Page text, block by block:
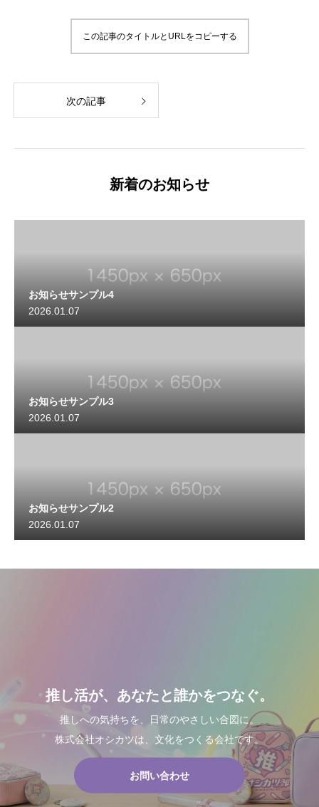
この記事のタイトルとURLをコピーする
次の記事
新着のお知らせ
お知らせサンプル4
2026.01.07
お知らせサンプル3
2026.01.07
お知らせサンプル2
2026.01.07
推し活が、あなたと誰かをつなぐ。
推しへの気持ちを、日常のやさしい合図に。
株式会社オシカツは、文化をつくる会社です。
お問い合わせ